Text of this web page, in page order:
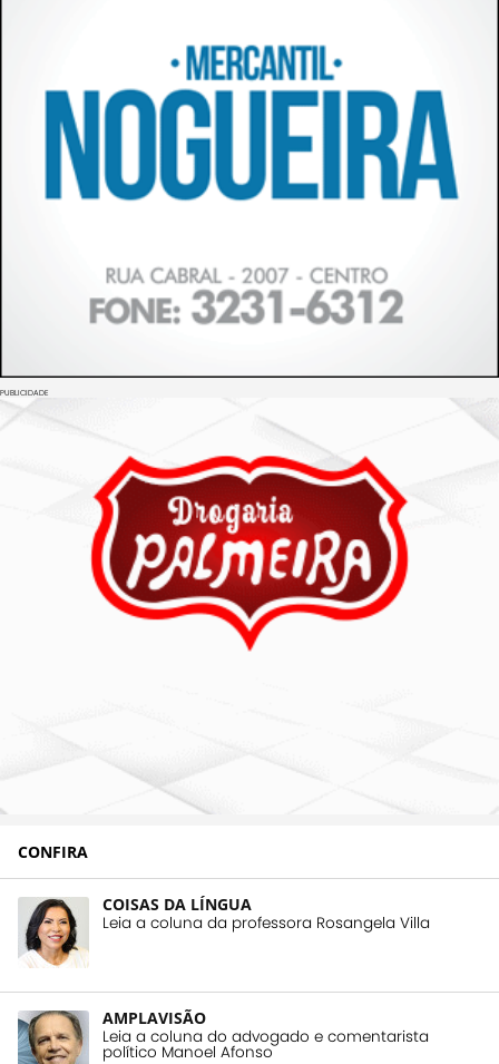
PUBLICIDADE
CONFIRA
COISAS DA LÍNGUA
Leia a coluna da professora Rosangela Villa
AMPLAVISÃO
Leia a coluna do advogado e comentarista
político Manoel Afonso